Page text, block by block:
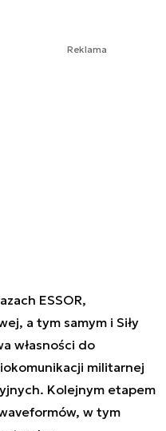
Reklama
ESSOR,
a tym samym i Siły
własności do
militarnej
Kolejnym etapem
w tym